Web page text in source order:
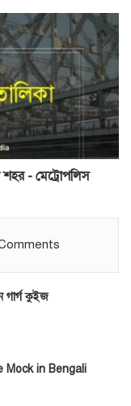
- মেট্রোপলিস
কুইজ
Mock in Bengali